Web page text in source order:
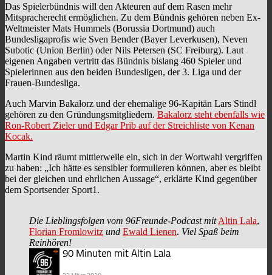
Das Spielerbündnis will den Akteuren auf dem Rasen mehr
Mitspracherecht ermöglichen. Zu dem Bündnis gehören neben Ex-
Weltmeister Mats Hummels (Borussia Dortmund) auch
Bundesligaprofis wie Sven Bender (Bayer Leverkusen), Neven
Subotic (Union Berlin) oder Nils Petersen (SC Freiburg). Laut
eigenen Angaben vertritt das Bündnis bislang 460 Spieler und
Spielerinnen aus den beiden Bundesligen, der 3. Liga und der
Frauen-Bundesliga.
Auch Marvin Bakalorz und der ehemalige 96-Kapitän Lars Stindl
gehören zu den Gründungsmitgliedern. Bakalorz steht ebenfalls wie
Ron-Robert Zieler und Edgar Prib auf der Streichliste von Kenan
Kocak.
Martin Kind räumt mittlerweile ein, sich in der Wortwahl vergriffen
zu haben: „Ich hätte es sensibler formulieren können, aber es bleibt
bei der gleichen und ehrlichen Aussage“, erklärte Kind gegenüber
dem Sportsender Sport1.
Die Lieblingsfolgen vom 96Freunde-Podcast mit Altin Lala,
Florian Fromlowitz und Ewald Lienen. Viel Spaß beim
Reinhören!